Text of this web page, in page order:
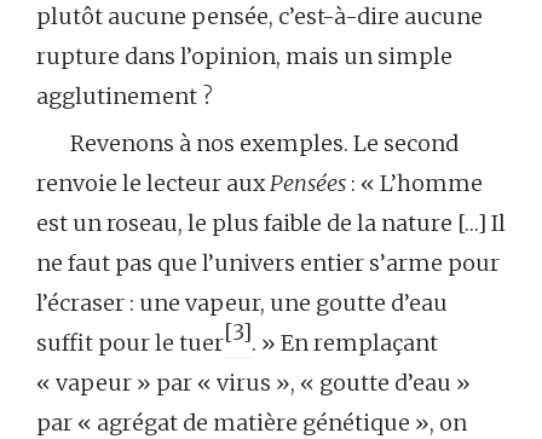
plutôt aucune pensée, c’est-à-dire aucune
rupture dans l’opinion, mais un simple
agglutinement ?
Revenons à nos exemples. Le second
renvoie le lecteur auxPensées : « L’homme
est un roseau, le plus faible de la nature […] Il
ne faut pas que l’univers entier s’arme pour
l’écraser : une vapeur, une goutte d’eau
suffit pour le tuer[3]. » En remplaçant
« vapeur » par « virus », « goutte d’eau »
par « agrégat de matière génétique », on